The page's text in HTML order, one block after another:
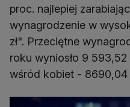
proc. najlepiej
wynagrodzenie w
zł". Przeciętne
roku wyniosło 9
wśród kobiet - 8690,04